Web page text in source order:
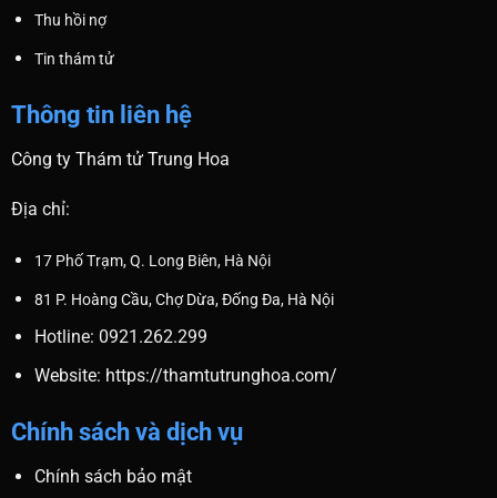
Thu hồi nợ
Tin thám tử
Thông tin liên hệ
Công ty Thám tử Trung Hoa
Địa chỉ:
17 Phố Trạm, Q. Long Biên, Hà Nội
81 P. Hoàng Cầu, Chợ Dừa, Đống Đa, Hà Nội
Hotline: 0921.262.299
Website: https://thamtutrunghoa.com/
Chính sách và dịch vụ
Chính sách bảo mật